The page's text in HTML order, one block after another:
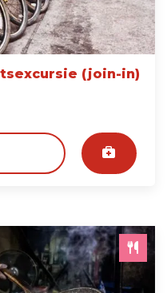
(join-in)